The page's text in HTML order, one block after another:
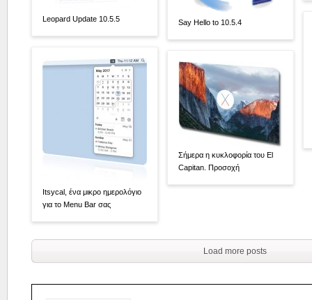
Leopard Update 10.5.5
Itsycal, ένα μικρο ημερολόγιο
για το Menu Bar σας
Say Hello to 10.5.4
Σήμερα η κυκλοφορία του El
Capitan. Προσοχή
Load more posts